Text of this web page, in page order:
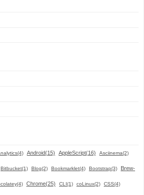
Android(15) AppleScript(16) Asciinema(2)
Bitbucket(1) Blog(2) Bookmarklet(4) Bootstrap(3) Brew-
Chrome(25) CLI(1) coLinux(2) CSS(4)